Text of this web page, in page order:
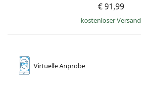
€ 91,99
kostenloser Versand
VirtuelleAnprobe